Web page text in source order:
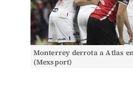
Monterrey derrota a Atlas
(Mexsport)